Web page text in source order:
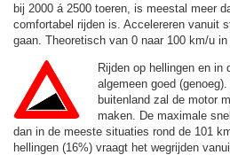
bij 2000 á 2500 toeren, is meestal meer
comfortabel rijden is. Accelereren vanuit
gaan. Theoretisch van 0 naar 100 km/u in
Rijden op hellingen en in
algemeen goed
buitenland zal de motor
maken. De maximale
dan in de meeste situaties rond de 101
hellingen (16%) vraagt het wegrijden